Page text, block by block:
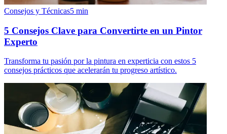
Consejos y Técnicas5 min
5 Consejos Clave para Convertirte en un Pintor
Experto
Transforma tu pasión por la pintura en experticia con estos 5
consejos prácticos que acelerarán tu progreso artístico.